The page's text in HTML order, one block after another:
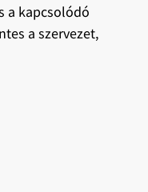
a kapcsolódó
a szervezet,